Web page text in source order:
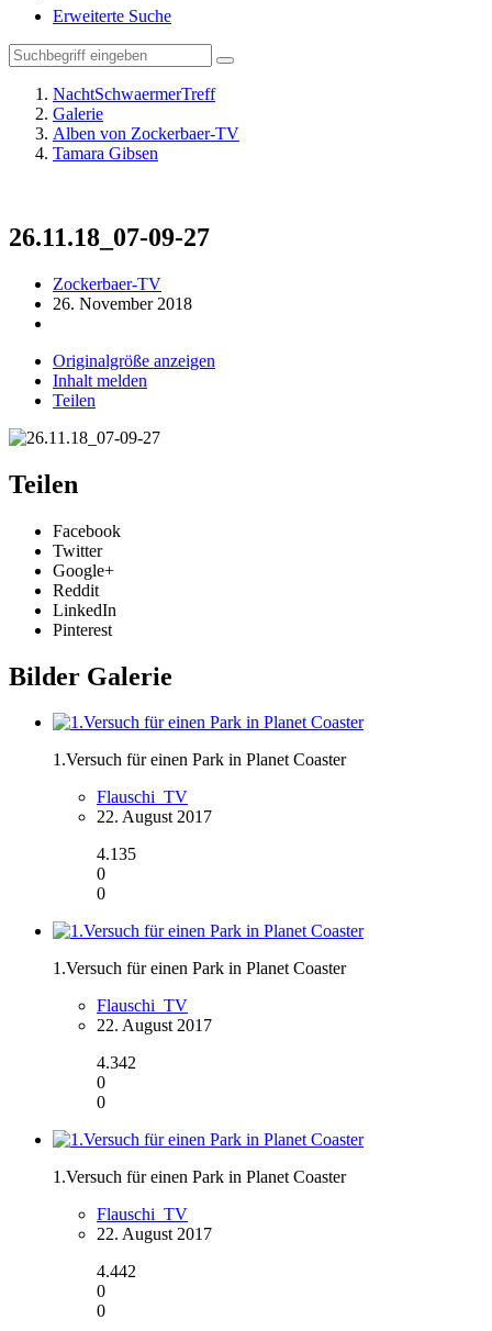
Erweiterte Suche
NachtSchwaermerTreff
Galerie
Alben von Zockerbaer-TV
Tamara Gibsen
26.11.18_07-09-27
Zockerbaer-TV
26. November 2018
Originalgröße anzeigen
Inhalt melden
Teilen
Teilen
Facebook
Twitter
Google+
Reddit
LinkedIn
Pinterest
Bilder Galerie
1.Versuch für einen Park in Planet Coaster
Flauschi_TV
22. August 2017
4.135
0
0
1.Versuch für einen Park in Planet Coaster
Flauschi_TV
22. August 2017
4.342
0
0
1.Versuch für einen Park in Planet Coaster
Flauschi_TV
22. August 2017
4.442
0
0